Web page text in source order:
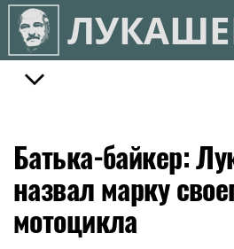
Батька-байкер:
назвал марку
мотоцикла